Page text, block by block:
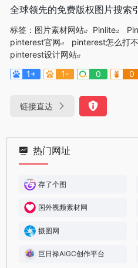
全球领先的免费版权图片搜索
标签： 图片素材网站 Pinlite
pinterest官网
pinterest怎么打
pinterest设计网站
1+
1- 0 0
链接直达
热门网址
存了个图
国外视频素材网
摄图网
巨日禄AIGC创作平台